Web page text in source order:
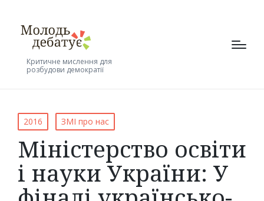
Критичне мислення для
розбудови демократії
Posted
in
2016 ЗМІ про нас
Міністерство освіти
і науки України: У